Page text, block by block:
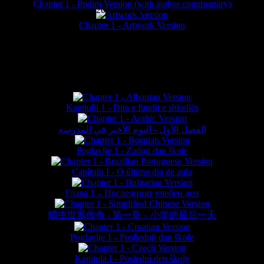
Chapter 1 - Prelim Version (with author commentary)
Chapter 1 - Artwork Version
Kapitulli 1 - Dita e fundit e shkollës
الفصل الأول - اليوم الأخير في المدرسة
Poglavlje 1 - Zadnji dan škole
Capítulo I - O último dia de aula
Глава 1 – Последният учебен ден
蠕虫世界传奇 - 第一章 – 小学的最后一天
Poglavlje 1 - Posljednji dan škole
Kapitola I - Poslední den školy
website © Daniel Lieske 2026 - Wormworld® is a registered